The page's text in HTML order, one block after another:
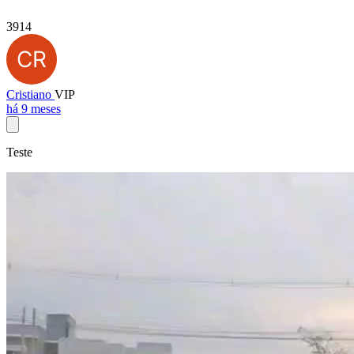
3914
Cristiano VIP
há 9 meses
Teste